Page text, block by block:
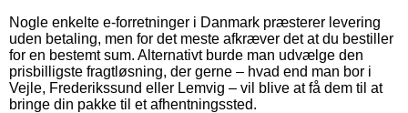
Nogle enkelte e-forretninger i Danmark præsterer levering
uden betaling, men for det meste afkræver det at du bestiller
for en bestemt sum. Alternativt burde man udvælge den
prisbilligste fragtløsning, der gerne – hvad end man bor i
Vejle, Frederikssund eller Lemvig – vil blive at få dem til at
bringe din pakke til et afhentningssted.